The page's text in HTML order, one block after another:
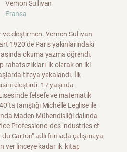
Vernon Sullivan
Fransa
ve eleştirmen. Vernon Sullivan
1920’de Paris yakınlarındaki
okuma yazma öğrendi.
rahatsızlıkları ilk olarak on iki
tifoya yakalandı. İlk
eleştirdi. 17 yaşında
felsefe ve matematik
tanıştığı Michélle Leglise ile
Maden Mühendisliği dalında
Professionel des Industries et
Carton" adlı firmada çalışmaya
verilinceye kadar iki kitap